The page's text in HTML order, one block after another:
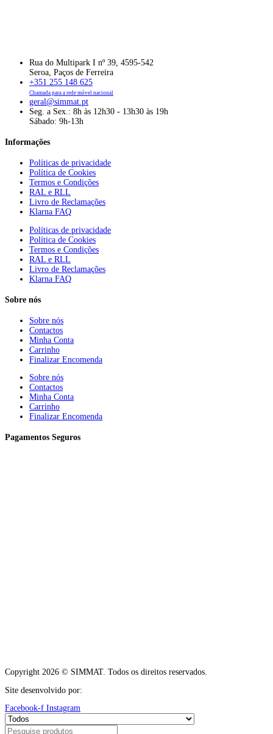
Rua do Multipark I nº 39, 4595-542
Seroa, Paços de Ferreira
+351 255 148 625
Chamada para a rede móvel nacional
geral@simmat.pt
Seg. a Sex.: 8h às 12h30 - 13h30 às 19h
Sábado: 9h-13h
Informações
Políticas de privacidade
Política de Cookies
Termos e Condições
RAL e RLL
Livro de Reclamações
Klarna FAQ
Políticas de privacidade
Política de Cookies
Termos e Condições
RAL e RLL
Livro de Reclamações
Klarna FAQ
Sobre nós
Sobre nós
Contactos
Minha Conta
Carrinho
Finalizar Encomenda
Sobre nós
Contactos
Minha Conta
Carrinho
Finalizar Encomenda
Pagamentos Seguros
Copyright 2026 © SIMMAT. Todos os direitos reservados.
Site desenvolvido por:
Facebook-f Instagram